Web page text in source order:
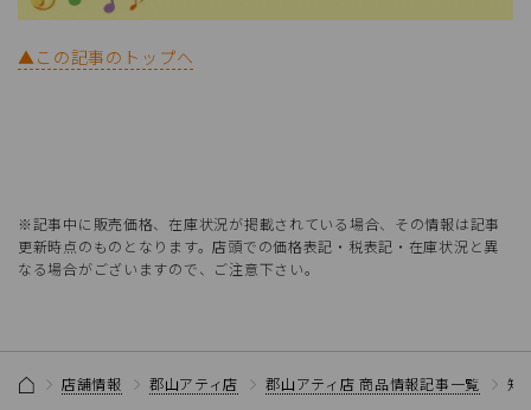
▲この記事のトップへ
※記事中に販売価格、在庫状況が掲載されている場合、その情報は記事
更新時点のものとなります。店頭での価格表記・税表記・在庫状況と異
なる場合がございますので、ご注意下さい。
店舗情報 郡山アティ店 郡山アティ店 商品情報記事一覧 知